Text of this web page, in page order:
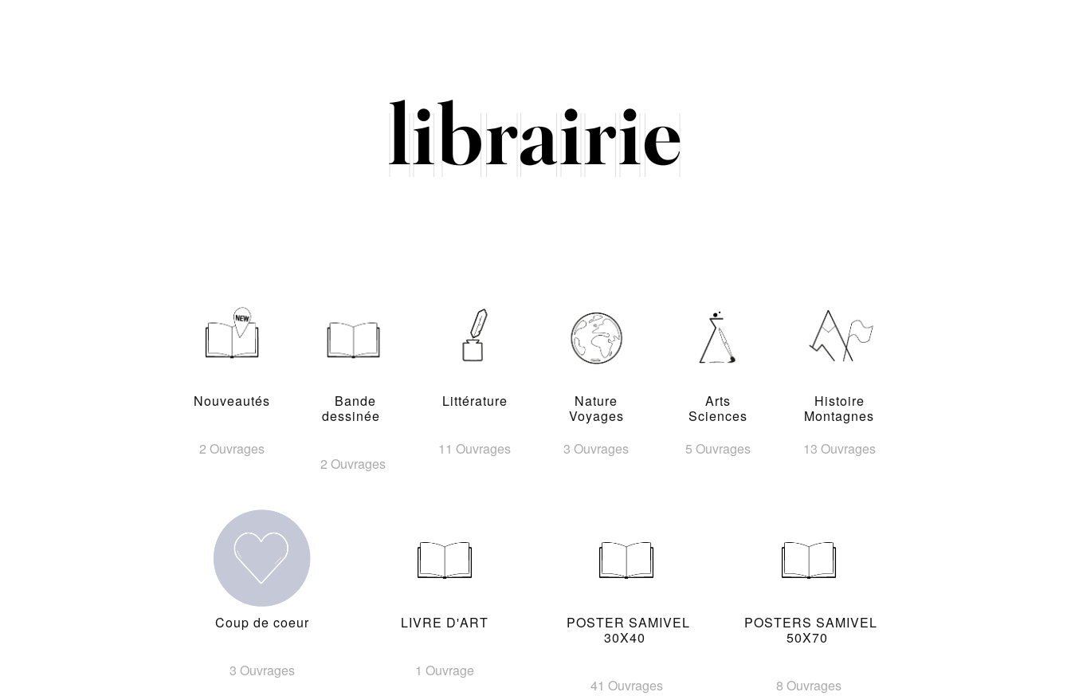
Nouveautés
2 Ouvrages
Bande
dessinée
2 Ouvrages
Littérature
11 Ouvrages
Nature
Voyages
3 Ouvrages
Arts
Sciences
5 Ouvrages
Histoire
Montagnes
13 Ouvrages
Coup de coeur
3 Ouvrages
LIVRE D'ART
1 Ouvrage
POSTER SAMIVEL
30X40
41 Ouvrages
POSTERS SAMIVEL
50X70
8 Ouvrages